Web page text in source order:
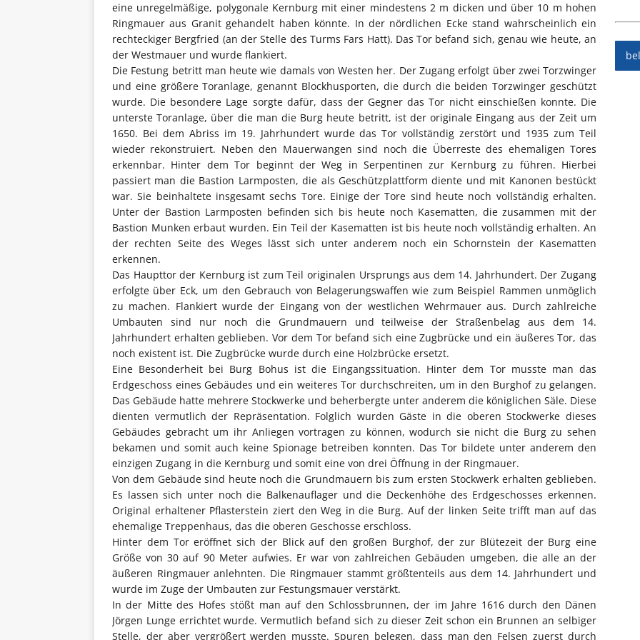
eine unregelmäßige, polygonale Kernburg mit einer mindestens 2 m dicken und über 10 m hohen
Ringmauer aus Granit gehandelt haben könnte. In der nördlichen Ecke stand wahrscheinlich ein
rechteckiger Bergfried (an der Stelle des Turms Fars Hatt). Das Tor befand sich, genau wie heute, an
der Westmauer und wurde flankiert.
Die Festung betritt man heute wie damals von Westen her. Der Zugang erfolgt über zwei Torzwinger
und eine größere Toranlage, genannt Blockhusporten, die durch die beiden Torzwinger geschützt
wurde. Die besondere Lage sorgte dafür, dass der Gegner das Tor nicht einschießen konnte. Die
unterste Toranlage, über die man die Burg heute betritt, ist der originale Eingang aus der Zeit um
1650. Bei dem Abriss im 19. Jahrhundert wurde das Tor vollständig zerstört und 1935 zum Teil
wieder rekonstruiert. Neben den Mauerwangen sind noch die Überreste des ehemaligen Tores
erkennbar. Hinter dem Tor beginnt der Weg in Serpentinen zur Kernburg zu führen. Hierbei
passiert man die Bastion Larmposten, die als Geschützplattform diente und mit Kanonen bestückt
war. Sie beinhaltete insgesamt sechs Tore. Einige der Tore sind heute noch vollständig erhalten.
Unter der Bastion Larmposten befinden sich bis heute noch Kasematten, die zusammen mit der
Bastion Munken erbaut wurden. Ein Teil der Kasematten ist bis heute noch vollständig erhalten. An
der rechten Seite des Weges lässt sich unter anderem noch ein Schornstein der Kasematten
erkennen.
Das Haupttor der Kernburg ist zum Teil originalen Ursprungs aus dem 14. Jahrhundert. Der Zugang
erfolgte über Eck, um den Gebrauch von Belagerungswaffen wie zum Beispiel Rammen unmöglich
zu machen. Flankiert wurde der Eingang von der westlichen Wehrmauer aus. Durch zahlreiche
Umbauten sind nur noch die Grundmauern und teilweise der Straßenbelag aus dem 14.
Jahrhundert erhalten geblieben. Vor dem Tor befand sich eine Zugbrücke und ein äußeres Tor, das
noch existent ist. Die Zugbrücke wurde durch eine Holzbrücke ersetzt.
Eine Besonderheit bei Burg Bohus ist die Eingangssituation. Hinter dem Tor musste man das
Erdgeschoss eines Gebäudes und ein weiteres Tor durchschreiten, um in den Burghof zu gelangen.
Das Gebäude hatte mehrere Stockwerke und beherbergte unter anderem die königlichen Säle. Diese
dienten vermutlich der Repräsentation. Folglich wurden Gäste in die oberen Stockwerke dieses
Gebäudes gebracht um ihr Anliegen vortragen zu können, wodurch sie nicht die Burg zu sehen
bekamen und somit auch keine Spionage betreiben konnten. Das Tor bildete unter anderem den
einzigen Zugang in die Kernburg und somit eine von drei Öffnung in der Ringmauer.
Von dem Gebäude sind heute noch die Grundmauern bis zum ersten Stockwerk erhalten geblieben.
Es lassen sich unter noch die Balkenauflager und die Deckenhöhe des Erdgeschosses erkennen.
Original erhaltener Pflasterstein ziert den Weg in die Burg. Auf der linken Seite trifft man auf das
ehemalige Treppenhaus, das die oberen Geschosse erschloss.
Hinter dem Tor eröffnet sich der Blick auf den großen Burghof, der zur Blütezeit der Burg eine
Größe von 30 auf 90 Meter aufwies. Er war von zahlreichen Gebäuden umgeben, die alle an der
äußeren Ringmauer anlehnten. Die Ringmauer stammt größtenteils aus dem 14. Jahrhundert und
wurde im Zuge der Umbauten zur Festungsmauer verstärkt.
In der Mitte des Hofes stößt man auf den Schlossbrunnen, der im Jahre 1616 durch den Dänen
Jörgen Lunge errichtet wurde. Vermutlich befand sich zu dieser Zeit schon ein Brunnen an selbiger
Stelle, der aber vergrößert werden musste. Spuren belegen, dass man den Felsen zuerst durch